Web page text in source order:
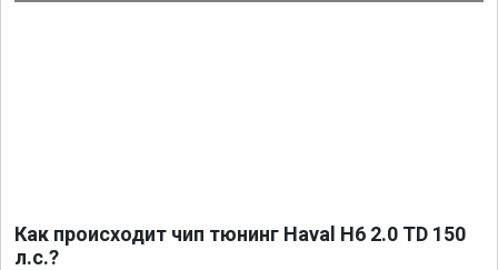
Как происходит чип тюнинг Haval H6 2.0 TD 150
л.с.?